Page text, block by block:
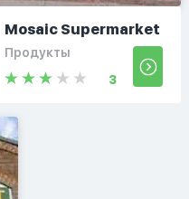
Mosaic Supermarket
Продукты
3